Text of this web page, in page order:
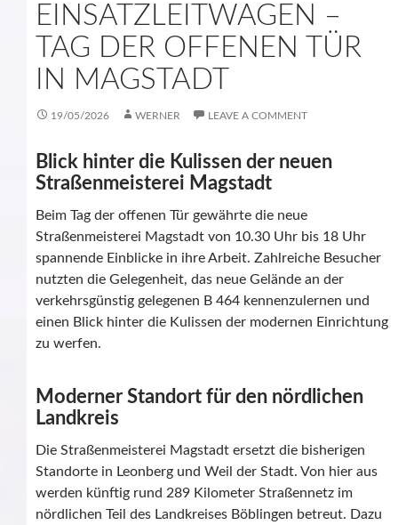
EINSATZLEITWAGEN –
TAG DER OFFENEN TÜR
IN MAGSTADT
19/05/2026 WERNER LEAVE A COMMENT
Blick hinter die Kulissen der neuen
Straßenmeisterei Magstadt
Beim Tag der offenen Tür gewährte die neue
Straßenmeisterei Magstadt von 10.30 Uhr bis 18 Uhr
spannende Einblicke in ihre Arbeit. Zahlreiche Besucher
nutzten die Gelegenheit, das neue Gelände an der
verkehrsgünstig gelegenen B 464 kennenzulernen und
einen Blick hinter die Kulissen der modernen Einrichtung
zu werfen.
Moderner Standort für den nördlichen
Landkreis
Die Straßenmeisterei Magstadt ersetzt die bisherigen
Standorte in Leonberg und Weil der Stadt. Von hier aus
werden künftig rund 289 Kilometer Straßennetz im
nördlichen Teil des Landkreises Böblingen betreut. Dazu